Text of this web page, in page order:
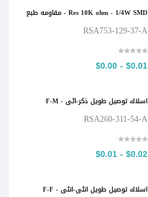
Res 10K ohm - 1/4W SMD - مقاومه طبع
RSA753-129-37-A
$0.01 - $0.00
اسلاك توصيل طويل ذكر-اثى - F-M
RSA260-311-54-A
$0.02 - $0.01
اسلاك توصيل طويل انثى-انثى - F-F